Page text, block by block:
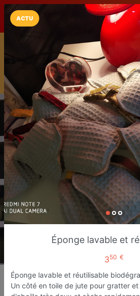
LaCarte
Installez l'App LaCarte
Téléchargez gratuitement
commerces favoris et ne rien
Télécharger Plus tard
Chouette
Repassage et
ACTU
Éponge lavable et
350 €
Éponge lavable et réutilisable
Un côté en toile de jute pour gratter